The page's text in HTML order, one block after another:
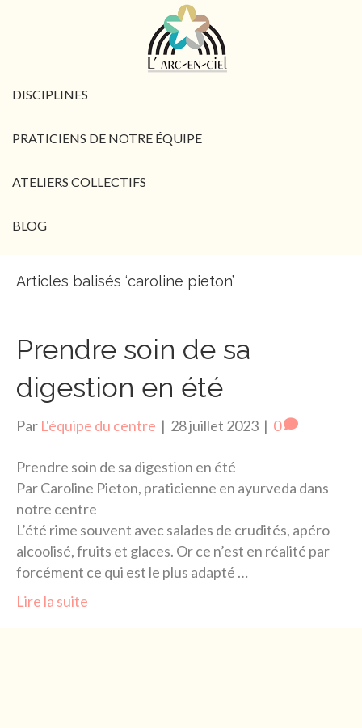
DISCIPLINES
PRATICIENS DE NOTRE ÉQUIPE
ATELIERS COLLECTIFS
BLOG
Articles balisés ‘caroline pieton’
Prendre soin de sa
digestion en été
Par L'équipe du centre | 28 juillet 2023 | 0
Prendre soin de sa digestion en été
Par Caroline Pieton, praticienne en ayurveda dans
notre centre
L’été rime souvent avec salades de crudités, apéro
alcoolisé, fruits et glaces. Or ce n’est en réalité par
forcément ce qui est le plus adapté …
Lire la suite